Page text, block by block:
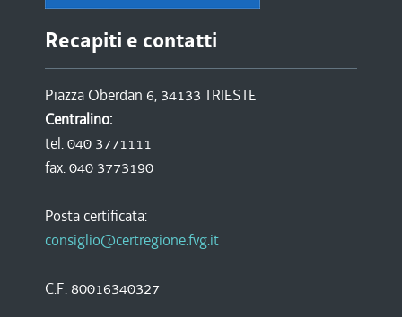
Recapiti e contatti
Piazza Oberdan 6, 34133 TRIESTE
Centralino:
tel. 040 3771111
fax. 040 3773190
Posta certificata:
consiglio@certregione.fvg.it
C.F. 80016340327